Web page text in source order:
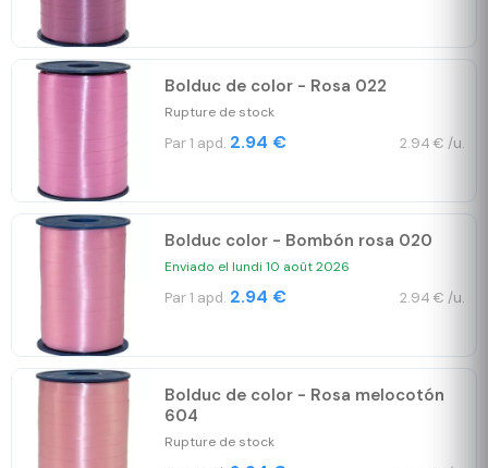
Bolduc de color - Rosa 022
Rupture de stock
Par 1 apd. 2.94 € 2.94 € /u.
Bolduc color - Bombón rosa 020
Enviado el lundi 10 août 2026
Par 1 apd. 2.94 € 2.94 € /u.
Bolduc de color - Rosa melocotón
604
Rupture de stock